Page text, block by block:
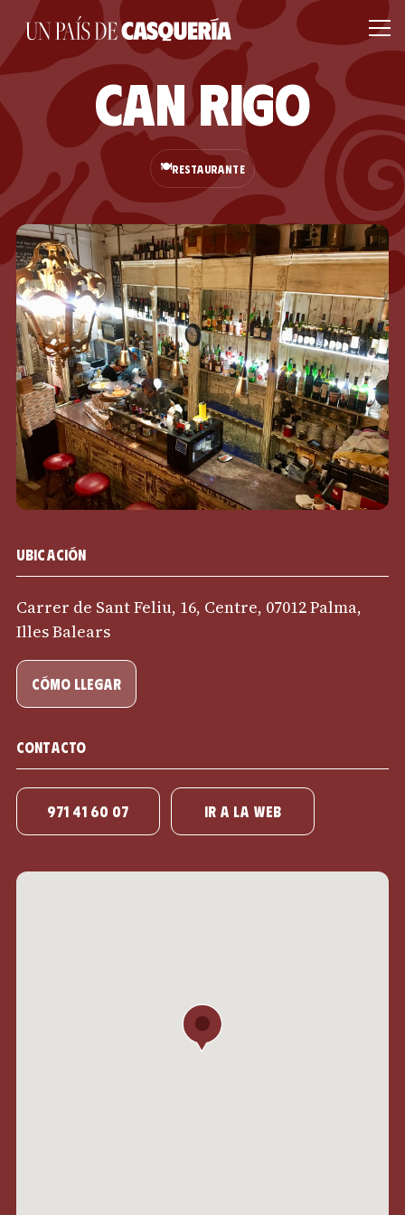
Can Rigo
🍽️RESTAURANTE
Ubicación
Carrer de Sant Feliu, 16, Centre, 07012 Palma,
Illes Balears
cómo llegar
Contacto
971 41 60 07 IR A LA WEB